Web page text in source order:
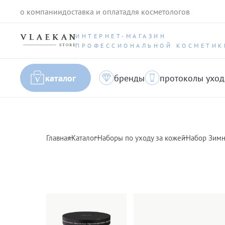
о компаниидоставка и оплатадля косметологов
ИНТЕРНЕТ-МАГАЗИН
ПРОФЕССИОНАЛЬНОЙ
каталог бренды протоколы
ГлавнаяКаталогНаборы по уходу за кожейНабор